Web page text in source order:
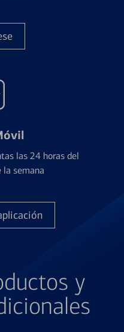
las 24 horas del
la semana
y